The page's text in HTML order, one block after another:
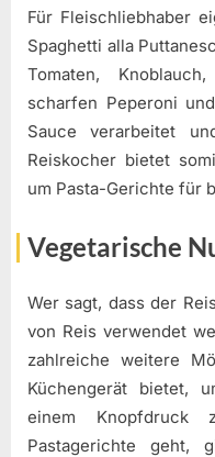
Für Fleischliebhaber
Spaghetti alla
Tomaten,
scharfen Peperoni
Sauce verarbeitet
Reiskocher bietet
um Pasta-Gerichte für
Vegetarische
Wer sagt, dass der
von Reis verwendet
zahlreiche weitere
Küchengerät bietet,
einem
Pastagerichte